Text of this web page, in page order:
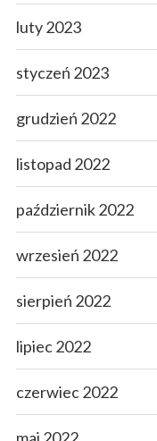
luty 2023
styczeń 2023
grudzień 2022
listopad 2022
październik 2022
wrzesień 2022
sierpień 2022
lipiec 2022
czerwiec 2022
maj 2022